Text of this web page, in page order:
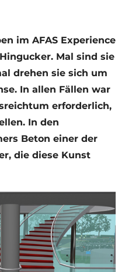
im AFAS Experience
Mal sind sie
drehen sie sich um
In allen Fällen war
erforderlich,
In den
Beton einer der
die diese Kunst